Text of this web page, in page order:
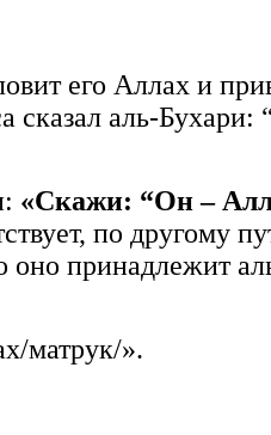
его Аллах и
сказал аль-
«Скажи: “Он –
по другому
оно принадлежит
матрук/».